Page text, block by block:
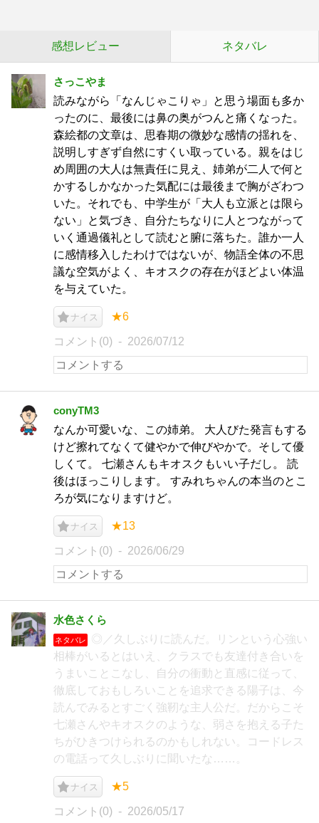
感想レビュー ネタバレ
さっこやま
読みながら「なんじゃこりゃ」と思う場面も多か
ったのに、最後には鼻の奥がつんと痛くなった。
森絵都の文章は、思春期の微妙な感情の揺れを、
説明しすぎず自然にすくい取っている。親をはじ
め周囲の大人は無責任に見え、姉弟が二人で何と
かするしかなかった気配には最後まで胸がざわつ
いた。それでも、中学生が「大人も立派とは限ら
ない」と気づき、自分たちなりに人とつながって
いく通過儀礼として読むと腑に落ちた。誰か一人
に感情移入したわけではないが、物語全体の不思
議な空気がよく、キオスクの存在がほどよい体温
を与えていた。
ナイス ★6
コメント(0) 2026/07/12
conyTM3
なんか可愛いな、この姉弟。 大人びた発言もする
けど擦れてなくて健やかで伸びやかで。そして優
しくて。 七瀬さんもキオスクもいい子だし。 読
後はほっこりします。 すみれちゃんの本当のとこ
ろが気になりますけど。
ナイス ★13
コメント(0) 2026/06/29
水色さくら
ネタバレ
◎／久しぶりに読んだ。リンという心強い
相棒がいるとはいえ、クラスでも友達付き合いを
うまいことこなし、自分の衝動と直感に従って、
徹底しておもしろいことを追求できる陽子は、今
読んでみるとすごく強靭な主人公だ。だからこそ
七瀬さんやキオスクのような、弱さを抱える子た
ちがひきつけられるのかもしれない。コードレス
の電話って久しぶりに聞いたな……。
ナイス ★5
コメント(0) 2026/05/17